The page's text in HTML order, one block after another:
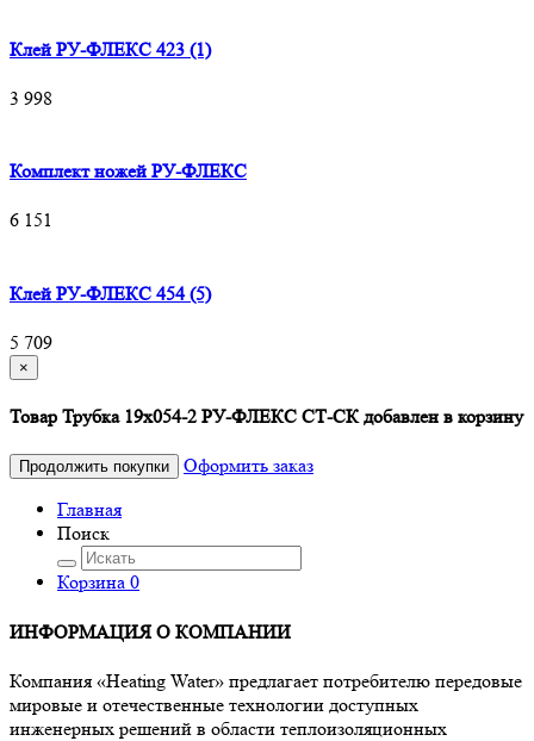
Клей РУ-ФЛЕКС 423 (1)
3 998
Комплект ножей РУ-ФЛЕКС
6 151
Клей РУ-ФЛЕКС 454 (5)
5 709
×
Товар Трубка 19х054-2 РУ-ФЛЕКС СТ-СК добавлен в корзину
Продолжить покупки
Оформить заказ
Главная
Поиск
Корзина 0
ИНФОРМАЦИЯ О КОМПАНИИ
Компания «Heating Water» предлагает потребителю передовые
мировые и отечественные технологии доступных
инженерных решений в области теплоизоляционных